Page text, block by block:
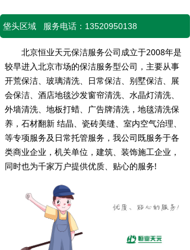
垡头区域 服务电话：13520950138
北京恒业天元保洁服务公司成立于2008年是
较早进入北京市场的保洁服务型公司，主要从事
开荒保洁、玻璃清洗、日常保洁、别墅保洁、展
会保洁、酒店地毯沙发窗帘清洗、水晶灯清洗、
外墙清洗、地板打蜡、广告牌清洗，地毯清洗保
养，石材翻新 结晶、瓷砖美缝、室内空气治理、
等专项服务及日常托管服务，我公司既服务于各
类商业企业，机关单位，建筑、装饰施工企业，
同时也为千家万户提供优质、贴心的服务!